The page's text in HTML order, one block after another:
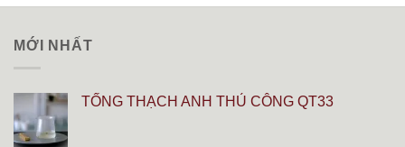
MỚI NHẤT
TỐNG THẠCH ANH THỦ CÔNG QT33